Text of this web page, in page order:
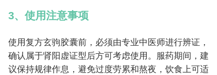
3、使用注意事项
使用复方玄驹胶囊前，必须由专业中医师进行辨证，
确认属于肾阳虚证型后方可考虑使用。服药期间，建
议保持规律作息，避免过度劳累和熬夜，饮食上可适